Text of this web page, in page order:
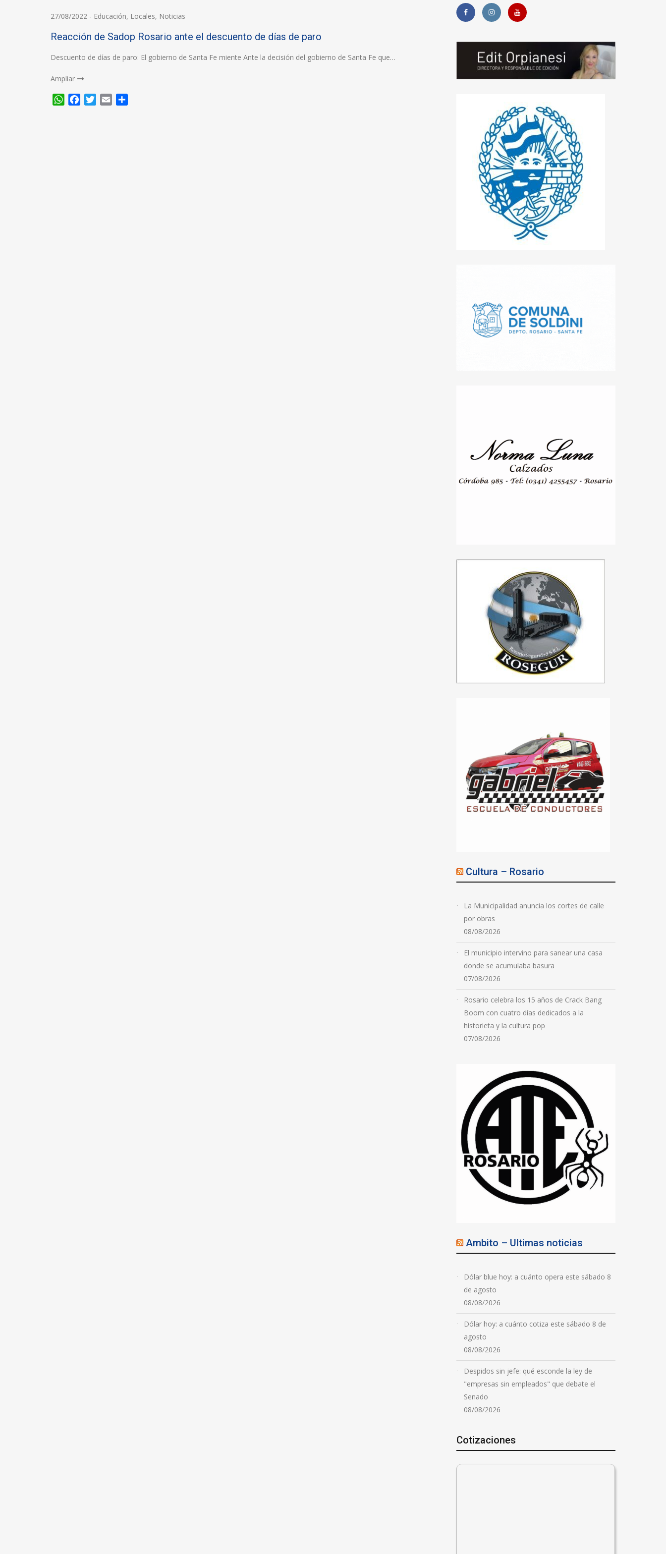
27/08/2022 - Educación, Locales, Noticias
Reacción de Sadop Rosario ante el descuento de días de paro
Descuento de días de paro: El gobierno de Santa Fe miente Ante la decisión del gobierno de Santa Fe que…
Ampliar
WhatsApp
FacebookTwitter
Email
Cultura – Rosario
La Municipalidad anuncia los cortes de calle
por obras
08/08/2026
El municipio intervino para sanear una casa
donde se acumulaba basura
07/08/2026
Rosario celebra los 15 años de Crack Bang
Boom con cuatro días dedicados a la
historieta y la cultura pop
07/08/2026
Ambito – Ultimas noticias
Dólar blue hoy: a cuánto opera este sábado 8
de agosto
08/08/2026
Dólar hoy: a cuánto cotiza este sábado 8 de
agosto
08/08/2026
Despidos sin jefe: qué esconde la ley de
"empresas sin empleados" que debate el
Senado
08/08/2026
Cotizaciones